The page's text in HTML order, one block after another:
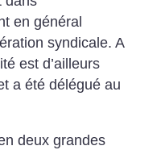
en général
syndicale. A
est d’ailleurs
a été délégué au
deux grandes